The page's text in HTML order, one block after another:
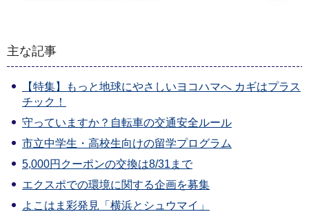
主な記事
【特集】もっと地球にやさしいヨコハマへ カギはプラス
チック！
守っていますか？自転車の交通安全ルール
市立中学生・高校生向けの留学プログラム
5,000円クーポンの交換は8/31まで
エクスポでの環境に関する企画を募集
よこはま彩発見「横浜とシュウマイ」